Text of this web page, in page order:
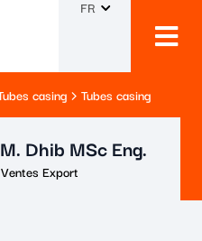
FR
casing Tubes casing
Dhib MSc Eng.
Export